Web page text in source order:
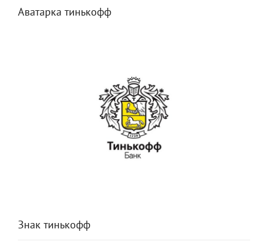
Аватарка тинькофф
Знак тинькофф